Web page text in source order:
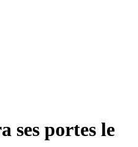
ses portes le